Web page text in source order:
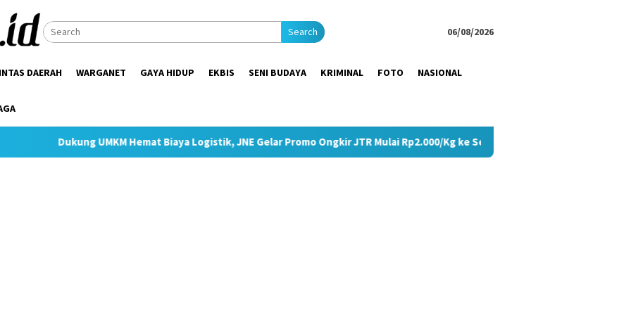
Search 06/08/2026
DAERAH WARGANET GAYA HIDUP EKBIS SENI BUDAYA KRIMINAL FOTO NASIONAL
UMKM Hemat Biaya Logistik, JNE Gelar Promo Ongkir JTR Mulai Rp2.000/Kg ke Seluruh Pulau Jawa